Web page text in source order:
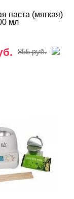
паста (мягкая)
мл
855 руб.